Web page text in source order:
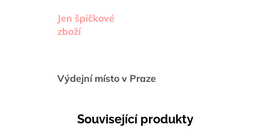
Jen špičkové
zboží
Výdejní místo v Praze
Související produkty